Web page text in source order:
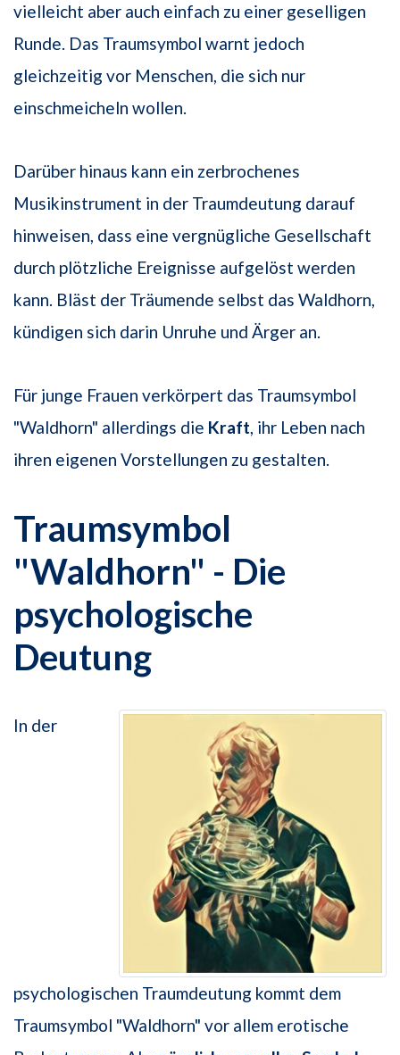
vielleicht aber auch einfach zu einer geselligen
Runde. Das Traumsymbol warnt jedoch
gleichzeitig vor Menschen, die sich nur
einschmeicheln wollen.
Darüber hinaus kann ein zerbrochenes
Musikinstrument in der Traumdeutung darauf
hinweisen, dass eine vergnügliche Gesellschaft
durch plötzliche Ereignisse aufgelöst werden
kann. Bläst der Träumende selbst das Waldhorn,
kündigen sich darin Unruhe und Ärger an.
Für junge Frauen verkörpert das Traumsymbol
"Waldhorn" allerdings die Kraft, ihr Leben nach
ihren eigenen Vorstellungen zu gestalten.
Traumsymbol
"Waldhorn" - Die
psychologische
Deutung
In der
psychologischen Traumdeutung kommt dem
Traumsymbol "Waldhorn" vor allem erotische